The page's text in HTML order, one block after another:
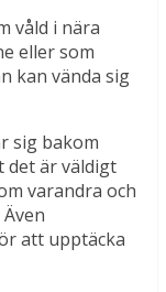
våld i nära
eller som
kan vända sig
sig bakom
det är väldigt
varandra och
att upptäcka